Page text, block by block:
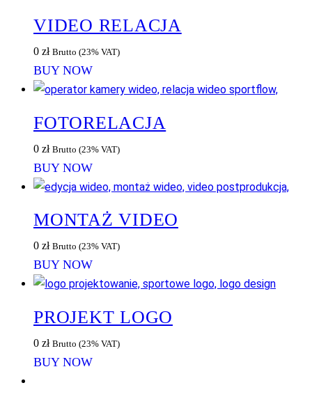
VIDEO RELACJA
0 zł Brutto (23% VAT)
BUY NOW
FOTORELACJA
0 zł Brutto (23% VAT)
BUY NOW
MONTAŻ VIDEO
0 zł Brutto (23% VAT)
BUY NOW
PROJEKT LOGO
0 zł Brutto (23% VAT)
BUY NOW